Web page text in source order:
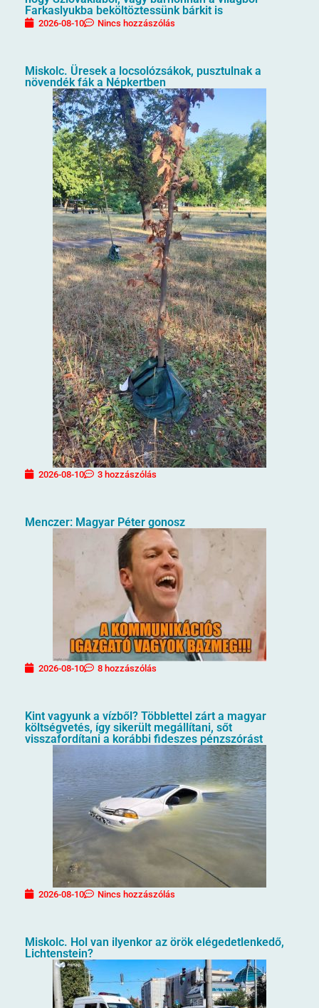
Farkaslyukba beköltöztessünk bárkit is
2026-08-10 Nincs hozzászólás
Miskolc. Üresek a locsolózsákok, pusztulnak a
növendék fák a Népkertben
2026-08-10 3 hozzászólás
Menczer: Magyar Péter gonosz
2026-08-10 8 hozzászólás
Kint vagyunk a vízből? Többlettel zárt a magyar
költségvetés, így sikerült megállítani, sőt
visszafordítani a korábbi fideszes pénzszórást
2026-08-10 Nincs hozzászólás
Miskolc. Hol van ilyenkor az örök elégedetlenkedő,
Lichtenstein?